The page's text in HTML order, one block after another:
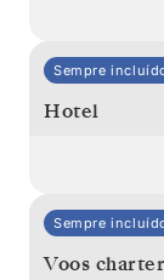
Sempre
Hotel
Sempre
Voos charter